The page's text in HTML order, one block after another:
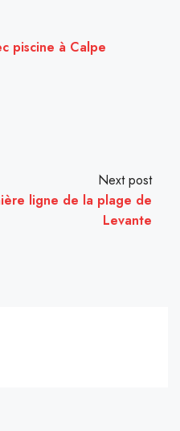
piscine à Calpe
Next post
ligne de la plage de
Levante